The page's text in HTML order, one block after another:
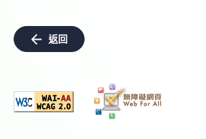
返回